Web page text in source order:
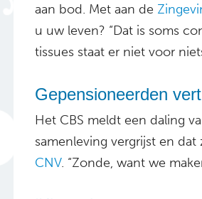
aan bod. Met aan de
u uw leven? “Dat is soms
tissues staat er niet voor
Gepensioneerden
Het CBS meldt een daling
samenleving vergrijst en
CNV. “Zonde, want we